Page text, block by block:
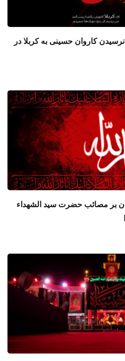
کاروان حسینی به کربلا در
بر مصائب حضرت سید الشهداء